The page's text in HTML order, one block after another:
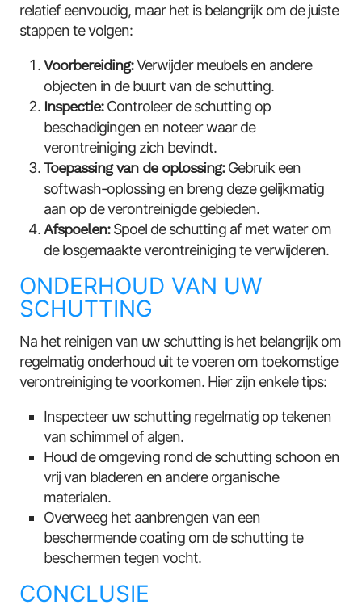
relatief eenvoudig, maar het is belangrijk om de juiste
stappen te volgen:
Voorbereiding:Verwijder meubels en andere
objecten in de buurt van de schutting.
Inspectie:Controleer de schutting op
beschadigingen en noteer waar de
verontreiniging zich bevindt.
Toepassing van de oplossing:Gebruik een
softwash-oplossing en breng deze gelijkmatig
aan op de verontreinigde gebieden.
Afspoelen:Spoel de schutting af met water om
de losgemaakte verontreiniging te verwijderen.
ONDERHOUD VAN UW
SCHUTTING
Na het reinigen van uw schutting is het belangrijk om
regelmatig onderhoud uit te voeren om toekomstige
verontreiniging te voorkomen. Hier zijn enkele tips:
Inspecteer uw schutting regelmatig op tekenen
van schimmel of algen.
Houd de omgeving rond de schutting schoon en
vrij van bladeren en andere organische
materialen.
Overweeg het aanbrengen van een
beschermende coating om de schutting te
beschermen tegen vocht.
CONCLUSIE